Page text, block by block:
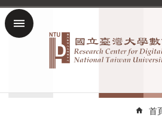
跳到主要內容區塊
回
首